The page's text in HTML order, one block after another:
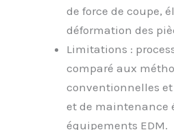
de force de coupe,
déformation des
Limitations :
comparé aux
conventionnelles
et de maintenance
équipements EDM.